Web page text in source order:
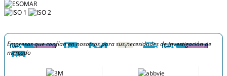
Empresas que confían en nosotros para sus necesidades de investigación de
mercado